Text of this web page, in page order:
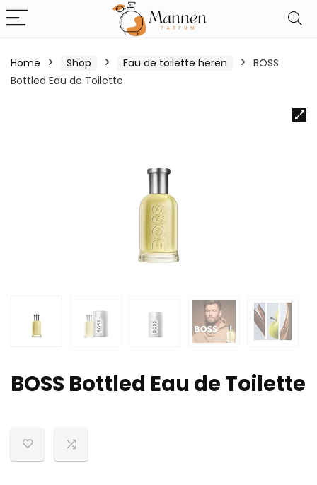
Home Shop Eau de toilette heren
BOSS
Bottled Eau de Toilette
BOSS Bottled Eau de Toilette